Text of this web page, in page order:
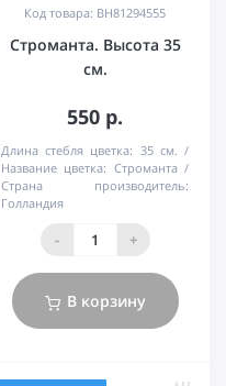
Код товара: BH81294555
Строманта. Высота 35
см.
550 р.
Длина стебля цветка: 35 см.
Название цветка: Строманта
Страна производитель:
Голландия
- +
В корзину